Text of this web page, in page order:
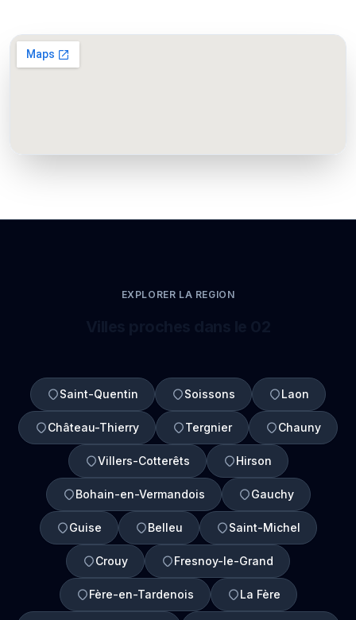
EXPLORER LA REGION
Saint-Quentin Soissons Laon
Château-Thierry Tergnier Chauny
Villers-Cotterêts Hirson
Bohain-en-Vermandois Gauchy
Guise Belleu Saint-Michel
Crouy Fresnoy-le-Grand
Fère-en-Tardenois La Fère